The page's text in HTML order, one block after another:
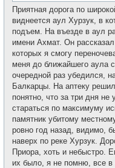
Приятная дорога по
виднеется аул Хурзук, в
подъем. На въезде в аул
имени Ахмат. Он
которых я смогу
меня до ближайшего аула
очередной раз убедился,
Балкарцы. На аптеку
понятно, что за три дня не
стараться по максимуму
памятник убитому
ровно год назад, видимо,
наверх по реке Хурзук.
Приора, хоть и небыстро.
их было, я не помню, все в